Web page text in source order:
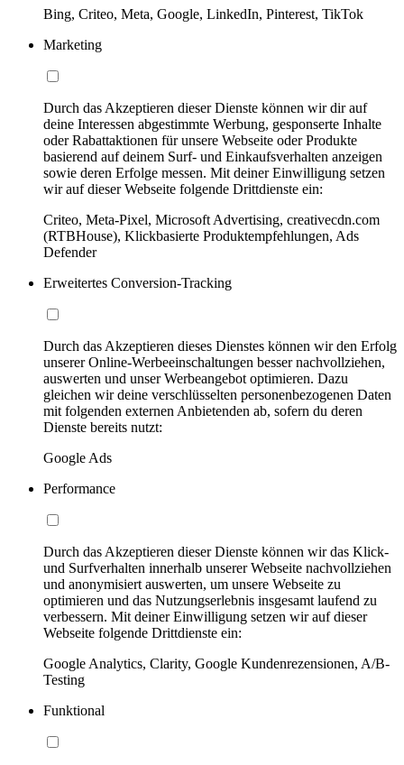
Bing, Criteo, Meta, Google, LinkedIn, Pinterest, TikTok
Marketing
Durch das Akzeptieren dieser Dienste können wir dir auf
deine Interessen abgestimmte Werbung, gesponserte Inhalte
oder Rabattaktionen für unsere Webseite oder Produkte
basierend auf deinem Surf- und Einkaufsverhalten anzeigen
sowie deren Erfolge messen. Mit deiner Einwilligung setzen
wir auf dieser Webseite folgende Drittdienste ein:
Criteo, Meta-Pixel, Microsoft Advertising, creativecdn.com
(RTBHouse), Klickbasierte Produktempfehlungen, Ads
Defender
Erweitertes Conversion-Tracking
Durch das Akzeptieren dieses Dienstes können wir den Erfolg
unserer Online-Werbeeinschaltungen besser nachvollziehen,
auswerten und unser Werbeangebot optimieren. Dazu
gleichen wir deine verschlüsselten personenbezogenen Daten
mit folgenden externen Anbietenden ab, sofern du deren
Dienste bereits nutzt:
Google Ads
Performance
Durch das Akzeptieren dieser Dienste können wir das Klick-
und Surfverhalten innerhalb unserer Webseite nachvollziehen
und anonymisiert auswerten, um unsere Webseite zu
optimieren und das Nutzungserlebnis insgesamt laufend zu
verbessern. Mit deiner Einwilligung setzen wir auf dieser
Webseite folgende Drittdienste ein:
Google Analytics, Clarity, Google Kundenrezensionen, A/B-
Testing
Funktional